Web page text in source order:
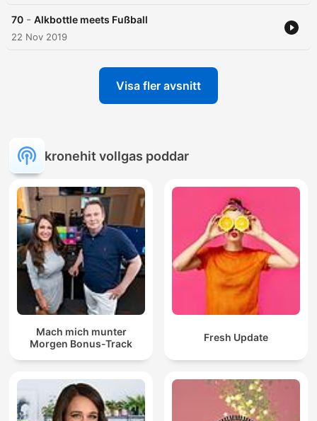
70 - Alkbottle meets Fußball
22 Nov 2019
Visa fler avsnitt
kronehit vollgas poddar
Mach mich munter
Morgen Bonus-Track
Fresh Update